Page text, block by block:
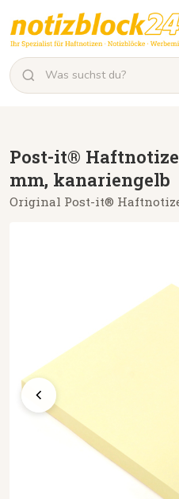
Post-it®
mm, kanariengelb
Original Post-it®